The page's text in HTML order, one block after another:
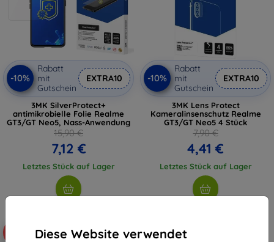
Diese Website verwendet
-10%
Rabatt
mit
Gutschein
EXTRA10
3MK SilverProtect+
antimikrobielle Folie Realme
GT3/GT Neo5, Nass-Anwendung
15,90 €
7,12 €
Letztes Stück auf Lager
-10%
Rabatt
mit
Gutschein
EXTRA10
3MK Lens Protect
Kameralinsenschutz Realme
GT3/GT Neo5 4 Stück
7,90 €
4,41 €
Letztes Stück auf Lager